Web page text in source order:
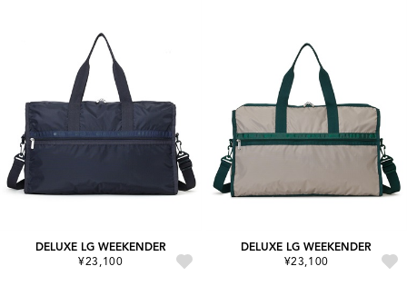
DELUXE LG WEEKENDER
¥23,100
DELUXE LG WEEKENDER
¥23,100